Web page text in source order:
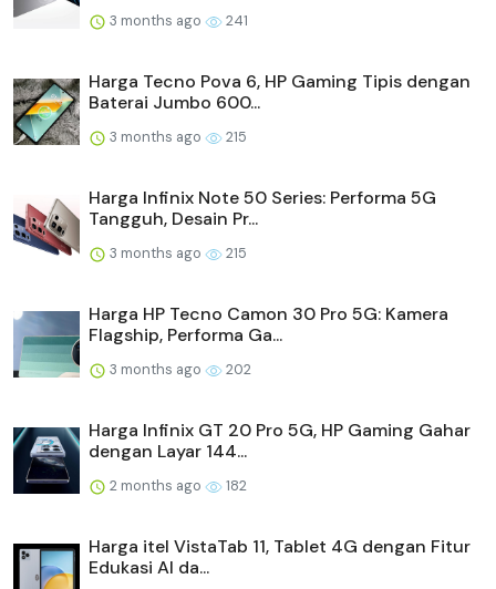
3 months ago 241
Harga Tecno Pova 6, HP Gaming Tipis dengan
Baterai Jumbo 600...
3 months ago 215
Harga Infinix Note 50 Series: Performa 5G
Tangguh, Desain Pr...
3 months ago 215
Harga HP Tecno Camon 30 Pro 5G: Kamera
Flagship, Performa Ga...
3 months ago 202
Harga Infinix GT 20 Pro 5G, HP Gaming Gahar
dengan Layar 144...
2 months ago 182
Harga itel VistaTab 11, Tablet 4G dengan Fitur
Edukasi AI da...